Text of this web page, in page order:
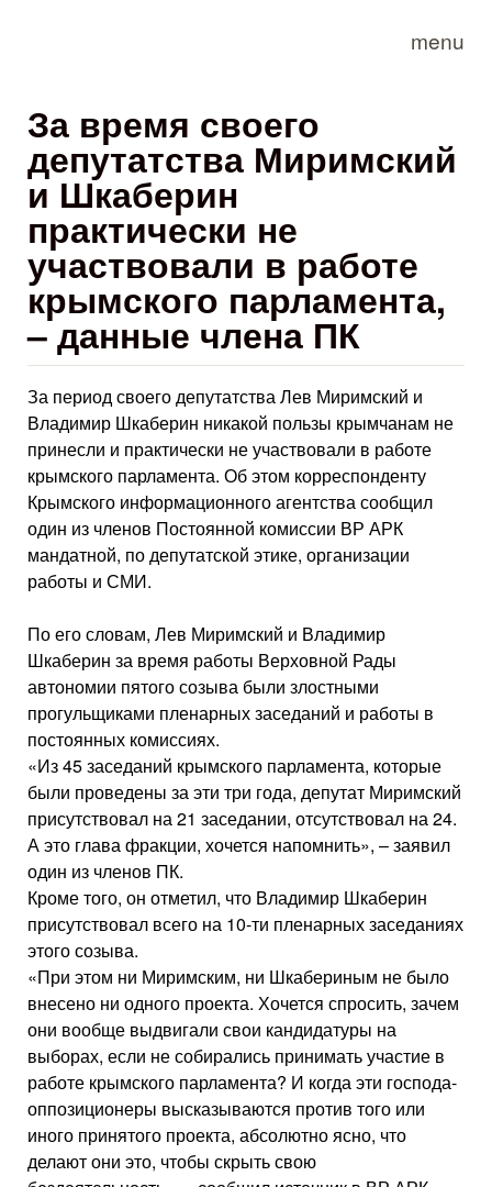
menu
За время своего
депутатства Миримский
и Шкаберин
практически не
участвовали в работе
крымского парламента,
– данные члена ПК
За период своего депутатства Лев Миримский и
Владимир Шкаберин никакой пользы крымчанам не
принесли и практически не участвовали в работе
крымского парламента. Об этом корреспонденту
Крымского информационного агентства сообщил
один из членов Постоянной комиссии ВР АРК
мандатной, по депутатской этике, организации
работы и СМИ.
По его словам, Лев Миримский и Владимир
Шкаберин за время работы Верховной Рады
автономии пятого созыва были злостными
прогульщиками пленарных заседаний и работы в
постоянных комиссиях.
«Из 45 заседаний крымского парламента, которые
были проведены за эти три года, депутат Миримский
присутствовал на 21 заседании, отсутствовал на 24.
А это глава фракции, хочется напомнить», – заявил
один из членов ПК.
Кроме того, он отметил, что Владимир Шкаберин
присутствовал всего на 10-ти пленарных заседаниях
этого созыва.
«При этом ни Миримским, ни Шкабериным не было
внесено ни одного проекта. Хочется спросить, зачем
они вообще выдвигали свои кандидатуры на
выборах, если не собирались принимать участие в
работе крымского парламента? И когда эти господа-
оппозиционеры высказываются против того или
иного принятого проекта, абсолютно ясно, что
делают они это, чтобы скрыть свою